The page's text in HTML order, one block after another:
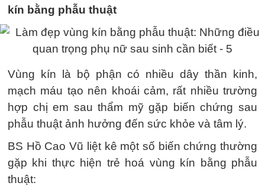
kín bằng phẫu thuật
Vùng kín là bộ phận có nhiều dây thần kinh,
mạch máu tạo nên khoái cảm, rất nhiều trường
hợp chị em sau thẩm mỹ gặp biến chứng sau
phẫu thuật ảnh hưởng đến sức khỏe và tâm lý.
BS Hồ Cao Vũ liệt kê một số biến chứng thường
gặp khi thực hiện trẻ hoá vùng kín bằng phẫu
thuật: